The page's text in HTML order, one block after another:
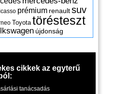
prémium renaultsuv
Toyota törésteszt
újdonság
cikkek az egyterű
tanácsadás